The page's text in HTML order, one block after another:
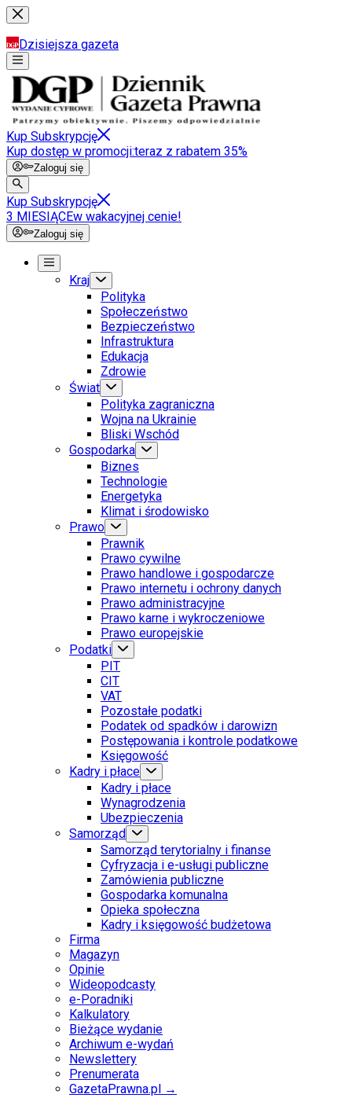
Dzisiejsza gazeta
Kup Subskrypcję
Kup dostęp w promocji:teraz z rabatem 35%
Zaloguj się
Kup Subskrypcję
3 MIESIĄCEw wakacyjnej cenie!
Zaloguj się
Kraj
Polityka
Społeczeństwo
Bezpieczeństwo
Infrastruktura
Edukacja
Zdrowie
Świat
Polityka zagraniczna
Wojna na Ukrainie
Bliski Wschód
Gospodarka
Biznes
Technologie
Energetyka
Klimat i środowisko
Prawo
Prawnik
Prawo cywilne
Prawo handlowe i gospodarcze
Prawo internetu i ochrony danych
Prawo administracyjne
Prawo karne i wykroczeniowe
Prawo europejskie
Podatki
PIT
CIT
VAT
Pozostałe podatki
Podatek od spadków i darowizn
Postępowania i kontrole podatkowe
Księgowość
Kadry i płace
Kadry i płace
Wynagrodzenia
Ubezpieczenia
Samorząd
Samorząd terytorialny i finanse
Cyfryzacja i e-usługi publiczne
Zamówienia publiczne
Gospodarka komunalna
Opieka społeczna
Kadry i księgowość budżetowa
Firma
Magazyn
Opinie
Wideopodcasty
e-Poradniki
Kalkulatory
Bieżące wydanie
Archiwum e-wydań
Newslettery
Prenumerata
GazetaPrawna.pl →